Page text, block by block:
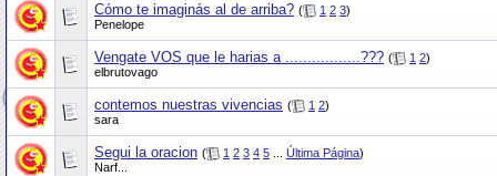
Cómo te imaginás al de arriba? ( 1 2 3)
Penelope
Vengate VOS que le harias a .................??? ( 1 2)
elbrutovago
contemos nuestras vivencias ( 1 2)
sara
Segui la oracion ( 1 2 3 4 5 Última Página)
Narf...